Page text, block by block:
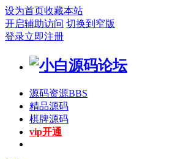
设为首页收藏本站
开启辅助访问 切换到窄版
登录立即注册
源码资源BBS
精品源码
棋牌源码
vip开通